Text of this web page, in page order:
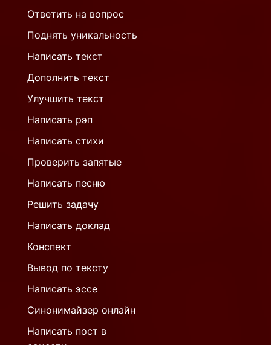
Ответить на вопрос
Поднять уникальность
Написать текст
Дополнить текст
Улучшить текст
Написать рэп
Написать стихи
Проверить запятые
Написать песню
Решить задачу
Написать доклад
Конспект
Вывод по тексту
Написать эссе
Синонимайзер онлайн
Написать пост в